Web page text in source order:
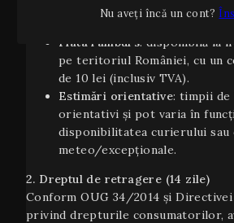
costurile variind în funcție de
va afișa automat în coș la
Plata ramburs: disponibilă la
pe teritoriul României, cu un
de 10 lei (inclusiv TVA).
Estimări orientative: timpii
orientativi şi pot varia în
disponibilitatea curierului sau
meteo/excepționale.
2. Dreptul de retragere (14 zile)
Conform OUG 34/2014 și
privind drepturile consumatorilor,
Nu aveți încă un cont?